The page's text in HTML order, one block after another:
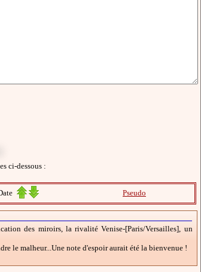
ci-dessous :
Pseudo
des miroirs, la rivalité Venise-[Paris/Versailles], un
le malheur...Une note d'espoir aurait été la bienvenue !